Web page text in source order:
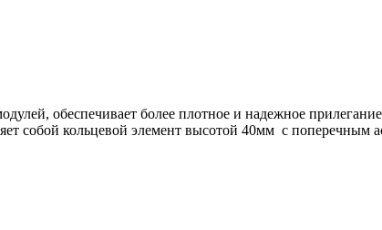
обеспечивает более плотное и надежное
собой кольцевой элемент высотой 40мм с